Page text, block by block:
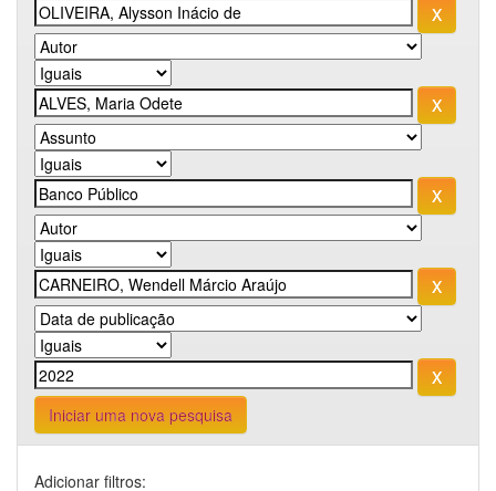
Iniciar uma nova pesquisa
Adicionar filtros: